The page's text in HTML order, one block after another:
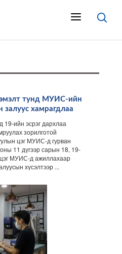
тунд МУИС-ийн
залуус хамрагдлаа
19-ийн эсрэг дархлаа
зорилготой
цэг МУИС-д гурван
11 дүгээр сарын 18, 19-
МУИС-д ажиллахаар
хүсэлтээр ...